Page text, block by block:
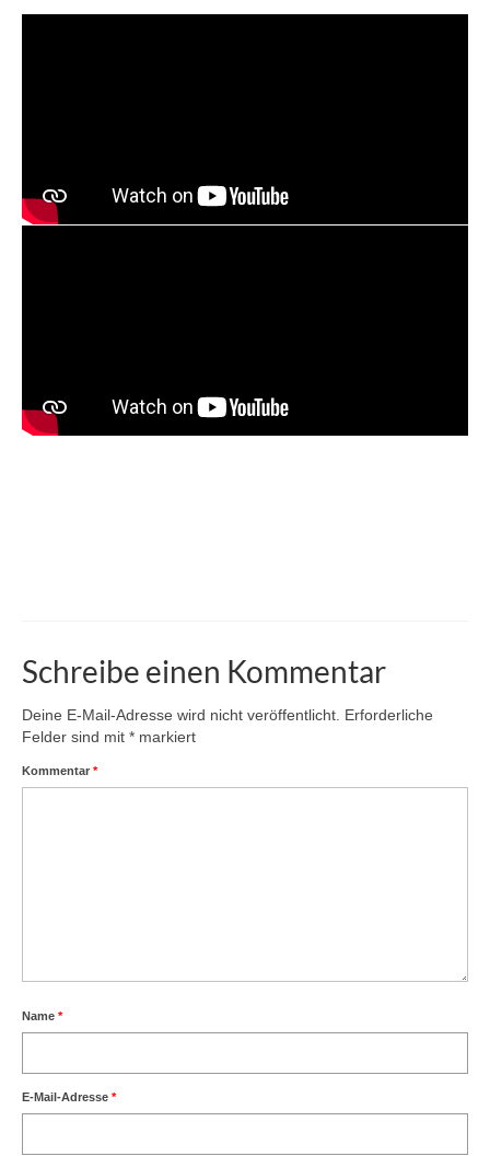
Schreibe einen Kommentar
Deine E-Mail-Adresse wird nicht veröffentlicht. Erforderliche
Felder sind mit * markiert
Kommentar *
Name *
E-Mail-Adresse *